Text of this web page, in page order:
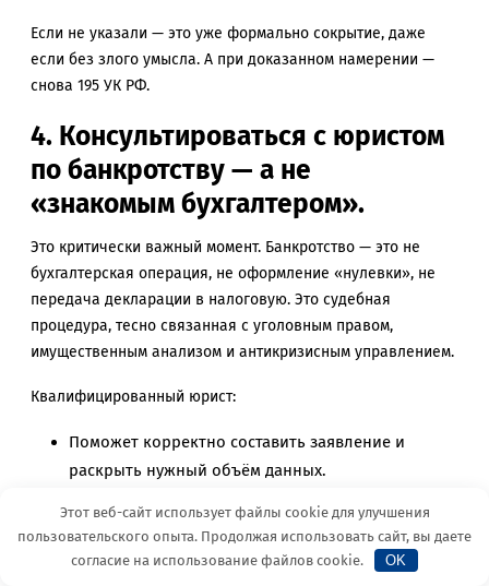
Если не указали — это уже формально сокрытие, даже
если без злого умысла. А при доказанном намерении —
снова 195 УК РФ.
4. Консультироваться с юристом
по банкротству — а не
«знакомым бухгалтером».
Это критически важный момент. Банкротство — это не
бухгалтерская операция, не оформление «нулевки», не
передача декларации в налоговую. Это судебная
процедура, тесно связанная с уголовным правом,
имущественным анализом и антикризисным управлением.
Квалифицированный юрист:
Поможет корректно составить заявление и
раскрыть нужный объём данных.
Сможет взаимодействовать с управляющим и
Этот веб-сайт использует файлы cookie для улучшения
пользовательского опыта. Продолжая использовать сайт, вы даете
согласие на использование файлов cookie.
OK
MAX Telegram